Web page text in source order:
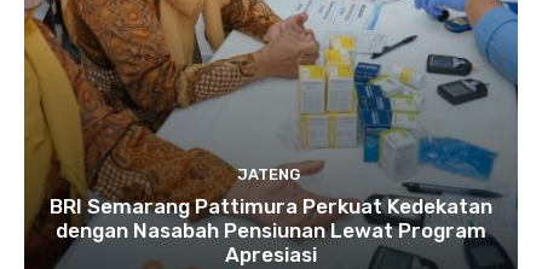
JATENG
BRI Semarang Pattimura Perkuat Kedekatan
dengan Nasabah Pensiunan Lewat Program
Apresiasi